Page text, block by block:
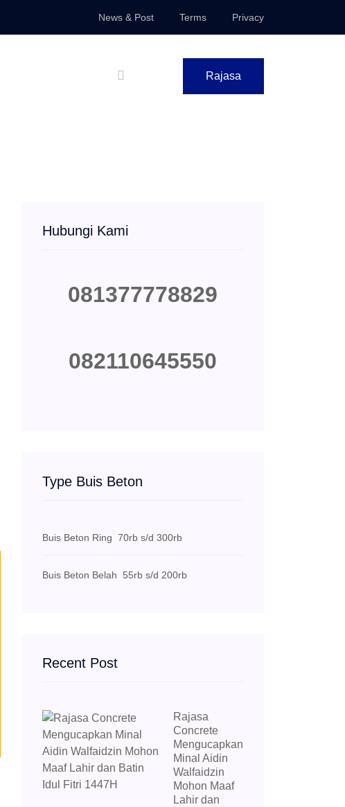
News & Post Terms Privacy
Rajasa
Hubungi Kami
081377778829
082110645550
Type Buis Beton
Buis Beton Ring 70rb s/d 300rb
Buis Beton Belah 55rb s/d 200rb
Recent Post
Rajasa
Concrete
Mengucapkan
Minal Aidin
Walfaidzin
Mohon Maaf
Lahir dan